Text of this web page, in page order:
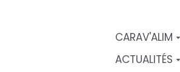
CARAV'ALIM
ACTUALITÉS